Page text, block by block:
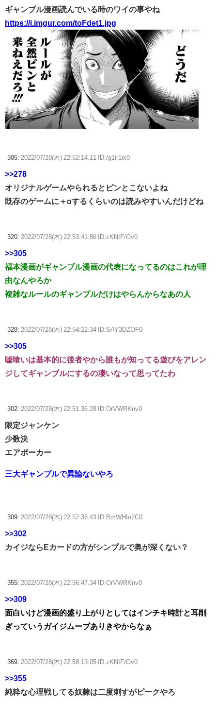
ギャンブル漫画読んでいる時のワイの事やね
https://i.imgur.com/toFdet1.jpg
305: 2022/07/28(木) 22:52:14.11 ID:/g1ir1ix0
>>278
オリジナルゲームやられるとピンとこないよね
既存のゲームに＋αするくらいのは読みやすいんだけどね
320: 2022/07/28(木) 22:53:41.86 ID:zKNIF/Ov0
>>305
福本漫画がギャンブル漫画の代表になってるのはこれが理
由なんやろか
複雑なルールのギャンブルだけはやらんからなあの人
328: 2022/07/28(木) 22:54:22.34 ID:SAY3DZOF0
>>305
嘘喰いは基本的に後者やから誰もが知ってる遊びをアレン
ジしてギャンブルにするの凄いなって思ってたわ
302: 2022/07/28(木) 22:51:36.28 ID:OrVWRKnv0
限定ジャンケン
少数決
エアポーカー
三大ギャンブルで異論ないやろ
309: 2022/07/28(木) 22:52:36.43 ID:BmWHIo2C0
>>302
カイジならEカードの方がシンプルで奥が深くない？
355: 2022/07/28(木) 22:56:47.34 ID:OrVWRKnv0
>>309
面白いけど漫画的盛り上がりとしてはインチキ時計と耳削
ぎっていうガイジムーブありきやからなぁ
369: 2022/07/28(木) 22:58:13.05 ID:zKNIF/Ov0
>>355
純粋な心理戦してる奴隷は二度刺すがピークやろ